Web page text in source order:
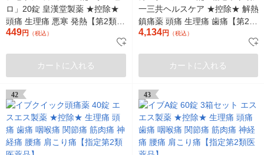
ロ」20錠 皇漢堂製薬 ★控除★
頭痛 生理痛 悪寒 発熱【第2類医
薬品】
449円 （税込）
カートに入れる
一三共ヘルスケア ★控除★ 解熱
鎮痛薬 頭痛 生理痛 歯痛【第2類
医薬品】
4,134円 （税込）
カートに入れる
42 43